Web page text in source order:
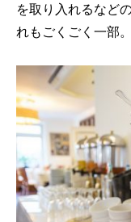
を取り入れるなど
れもごくごく一部。